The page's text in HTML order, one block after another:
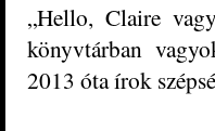
„Hello, Claire
könyvtárban
2013 óta írok